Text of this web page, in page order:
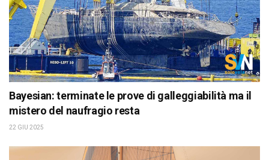
Bayesian: terminate le prove di galleggiabilità ma il
mistero del naufragio resta
22 GIU 2025